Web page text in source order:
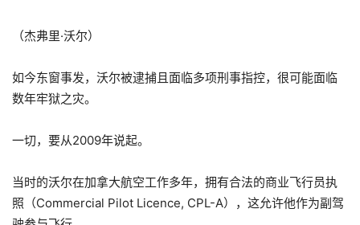
（杰弗里·沃尔）
如今东窗事发，沃尔被逮捕且面临多项刑事指控，很可能面临
数年牢狱之灾。
一切，要从2009年说起。
当时的沃尔在加拿大航空工作多年，拥有合法的商业飞行员执
照（Commercial Pilot Licence, CPL-A），这允许他作为副驾